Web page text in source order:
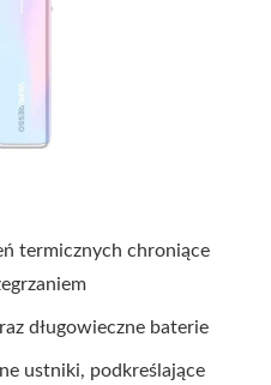
termicznych chroniące
długowieczne baterie
ustniki, podkreślające